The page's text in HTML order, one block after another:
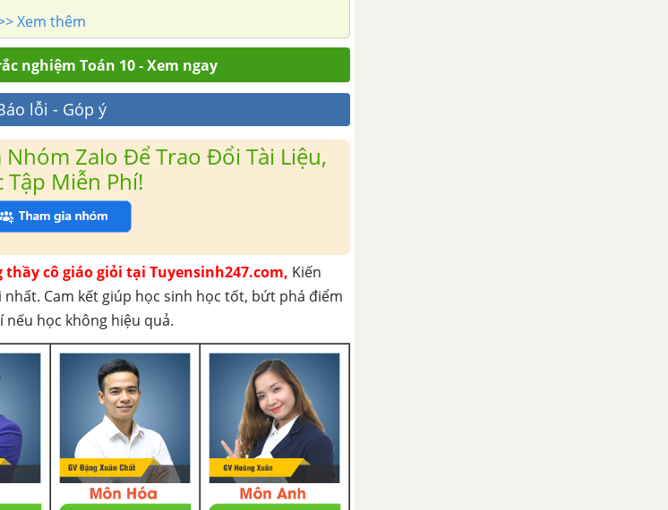
Xem thêm
nghiệm Toán 10 - Xem ngay
lỗi - Góp ý
Nhóm Zalo Để Trao Đổi Tài Liệu,
Tập Miễn Phí!
thầy cô giáo giỏi tại Tuyensinh247.com, Kiến
Cam kết giúp học sinh học tốt, bứt phá điểm
nếu học không hiệu quả.